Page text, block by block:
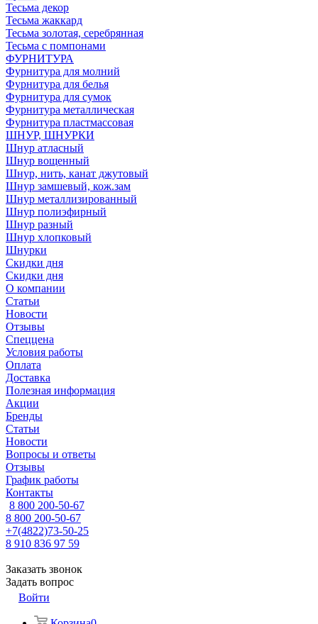
Тесьма декор
Тесьма жаккард
Тесьма золотая, серебрянная
Тесьма с помпонами
ФУРНИТУРА
Фурнитура для молний
Фурнитура для белья
Фурнитура для сумок
Фурнитура металлическая
Фурнитура пластмассовая
ШНУР, ШНУРКИ
Шнур атласный
Шнур вощенный
Шнур, нить, канат джутовый
Шнур замшевый, кож.зам
Шнур металлизированный
Шнур полиэфирный
Шнур разный
Шнур хлопковый
Шнурки
Скидки дня
Скидки дня
О компании
Статьи
Новости
Отзывы
Спеццена
Условия работы
Оплата
Доставка
Полезная информация
Акции
Бренды
Статьи
Новости
Вопросы и ответы
Отзывы
График работы
Контакты
8 800 200-50-67
8 800 200-50-67
+7(4822)73-50-25
8 910 836 97 59
Заказать звонок
Задать вопрос
Войти